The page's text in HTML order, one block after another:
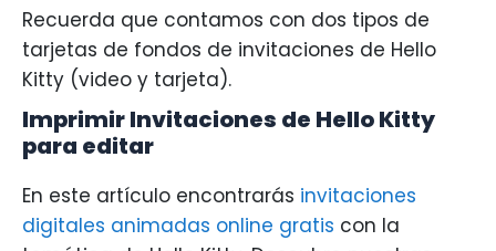
Recuerda que contamos con dos tipos de
tarjetas de fondos de invitaciones de Hello
Kitty (video y tarjeta).
Imprimir Invitaciones de Hello Kitty
para editar
En este artículo encontrarás invitaciones
digitales animadas online gratis con la